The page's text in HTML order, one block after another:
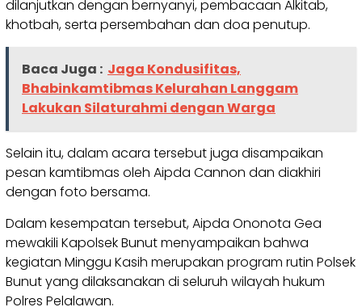
dilanjutkan dengan bernyanyi, pembacaan Alkitab,
khotbah, serta persembahan dan doa penutup.
Baca Juga : Jaga Kondusifitas,
Bhabinkamtibmas Kelurahan Langgam
Lakukan Silaturahmi dengan Warga
Selain itu, dalam acara tersebut juga disampaikan
pesan kamtibmas oleh Aipda Cannon dan diakhiri
dengan foto bersama.
Dalam kesempatan tersebut, Aipda Ononota Gea
mewakili Kapolsek Bunut menyampaikan bahwa
kegiatan Minggu Kasih merupakan program rutin Polsek
Bunut yang dilaksanakan di seluruh wilayah hukum
Polres Pelalawan.